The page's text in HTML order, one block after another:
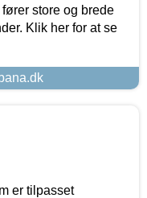
store og brede
Klik her for at se
er tilpasset